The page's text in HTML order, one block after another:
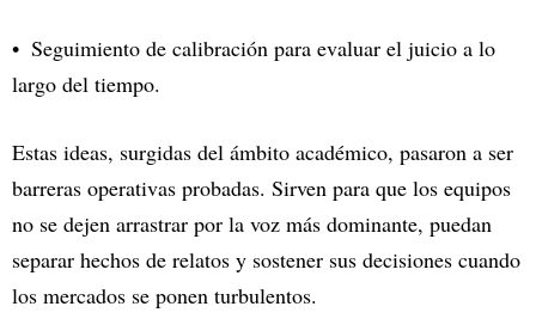
Seguimiento de calibración para evaluar el juicio a lo
largo del tiempo.
Estas ideas, surgidas del ámbito académico, pasaron a ser
barreras operativas probadas. Sirven para que los equipos
no se dejen arrastrar por la voz más dominante, puedan
separar hechos de relatos y sostener sus decisiones cuando
los mercados se ponen turbulentos.